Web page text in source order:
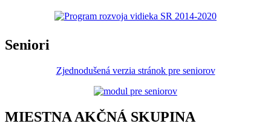
Seniori
Zjednodušená verzia stránok pre seniorov
MIESTNA AKČNÁ SKUPINA